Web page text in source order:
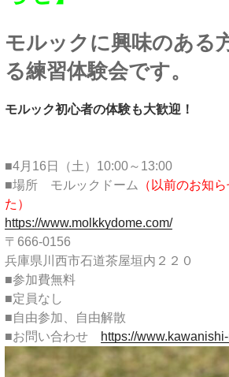
モルックに興味のある
る練習体験会です。
モルック初心者の体験も大歓迎！
■4月16日（土）10:00～13:00
■場所 モルックドーム
（以前のお知
た）
https://www.molkkydome.com/
〒666-0156
兵庫県川西市石道茶屋垣内２２０
■参加費無料
■定員なし
■自由参加、自由解散
■お問い合わせ
https://